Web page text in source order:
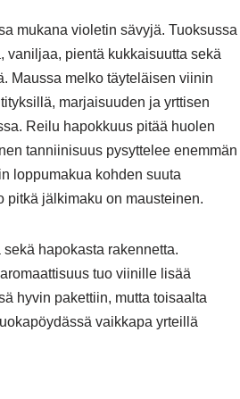
mukana violetin sävyjä. Tuoksussa
vaniljaa, pientä kukkaisuutta sekä
Maussa melko täyteläisen viinin
marjaisuuden ja yrttisen
Reilu hapokkuus pitää huolen
tanniinisuus pysyttelee enemmän
loppumakua kohden suuta
pitkä jälkimaku on mausteinen.
hapokasta rakennetta.
tuo viinille lisää
hyvin pakettiin, mutta toisaalta
vaikkapa yrteillä